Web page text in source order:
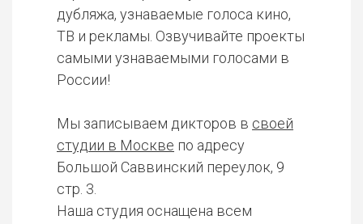
дубляжа, узнаваемые голоса кино,
ТВ и рекламы. Озвучивайте проекты
самыми узнаваемыми голосами в
России!
Мы записываем дикторов в своей
студии в Москве по адресу
Большой Саввинский переулок, 9
стр. 3.
Наша студия оснащена всем